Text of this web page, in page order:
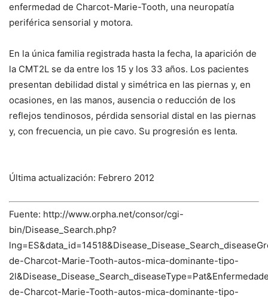
enfermedad de Charcot-Marie-Tooth, una neuropatía
periférica sensorial y motora.
En la única familia registrada hasta la fecha, la aparición de
la CMT2L se da entre los 15 y los 33 años. Los pacientes
presentan debilidad distal y simétrica en las piernas y, en
ocasiones, en las manos, ausencia o reducción de los
reflejos tendinosos, pérdida sensorial distal en las piernas
y, con frecuencia, un pie cavo. Su progresión es lenta.
Última actualización: Febrero 2012
Fuente: http://www.orpha.net/consor/cgi-
bin/Disease_Search.php?
de-Charcot-Marie-Tooth-autos-mica-dominante-tipo-
de-Charcot-Marie-Tooth-autos-mica-dominante-tipo-